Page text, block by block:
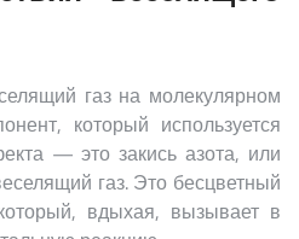
газ на молекулярном
который используется
— это закись азота, или
газ. Это бесцветный
вдыхая, вызывает в